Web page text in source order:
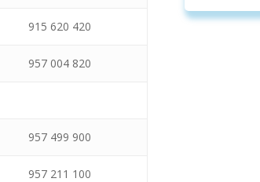
915 620 420
957 004 820
957 499 900
957 211 100